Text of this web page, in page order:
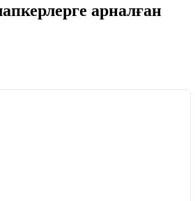
арналған